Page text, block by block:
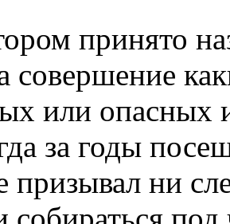
принято
совершение
или опасных
за годы
призывал ни